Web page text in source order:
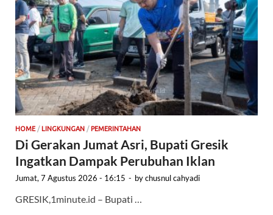
HOME / LINGKUNGAN / PEMERINTAHAN
Di Gerakan Jumat Asri, Bupati Gresik
Ingatkan Dampak Perubuhan Iklan
Jumat, 7 Agustus 2026 - 16:15 - bychusnul cahyadi
GRESIK,1minute.id – Bupati …